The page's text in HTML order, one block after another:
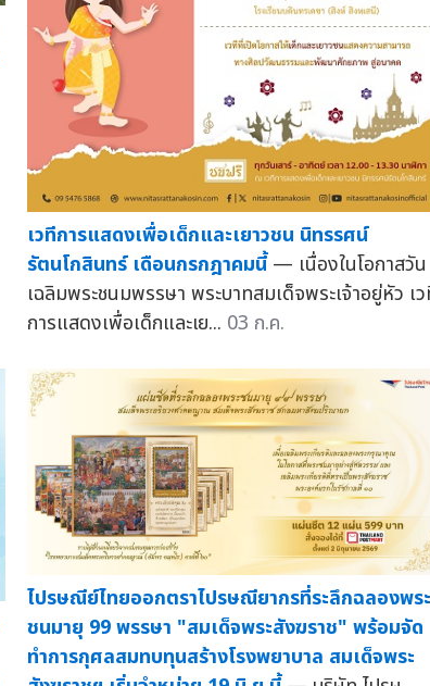
เวทีการแสดงเพื่อเด็กและเยาวชน นิทรรศน์
รัตนโกสินทร์ เดือนกรกฎาคมนี้ — เนื่องในโอกาสวัน
เฉลิมพระชนมพรรษา พระบาทสมเด็จพระเจ้าอยู่หัว เ
การแสดงเพื่อเด็กและเย... 03 ก.ค.
ไปรษณีย์ไทยออกตราไปรษณียากรที่ระลึกฉลองพระ
ชนมายุ 99 พรรษา "สมเด็จพระสังฆราช" พร้อมจัด
ทำการกุศลสมทบทุนสร้างโรงพยาบาล สมเด็จพระ